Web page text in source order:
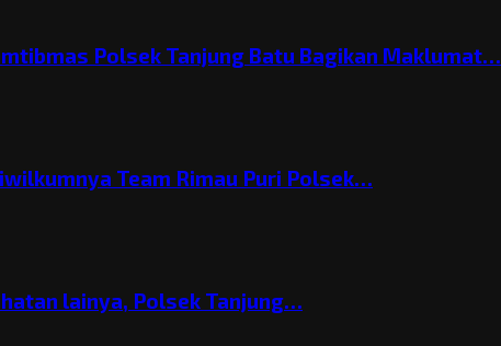
Polsek Tanjung Batu Bagikan Maklumat…
Team Rimau Puri Polsek…
lainya, Polsek Tanjung…